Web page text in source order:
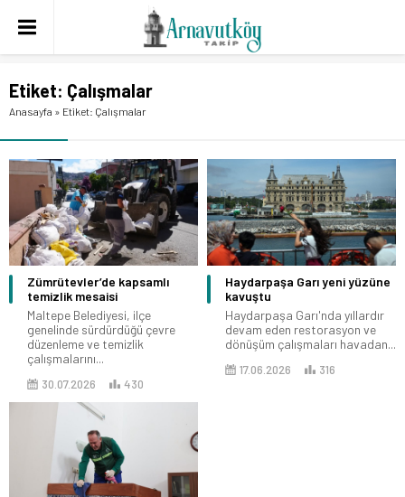
Etiket: Çalışmalar
Anasayfa » Etiket: Çalışmalar
Zümrütevler’de kapsamlı
temizlik mesaisi
Maltepe Belediyesi, ilçe
genelinde sürdürdüğü çevre
düzenleme ve temizlik
çalışmalarını...
30.07.2026 430
Haydarpaşa Garı yeni yüzüne
kavuştu
Haydarpaşa Garı'nda yıllardır
devam eden restorasyon ve
dönüşüm çalışmaları havadan...
17.06.2026 316